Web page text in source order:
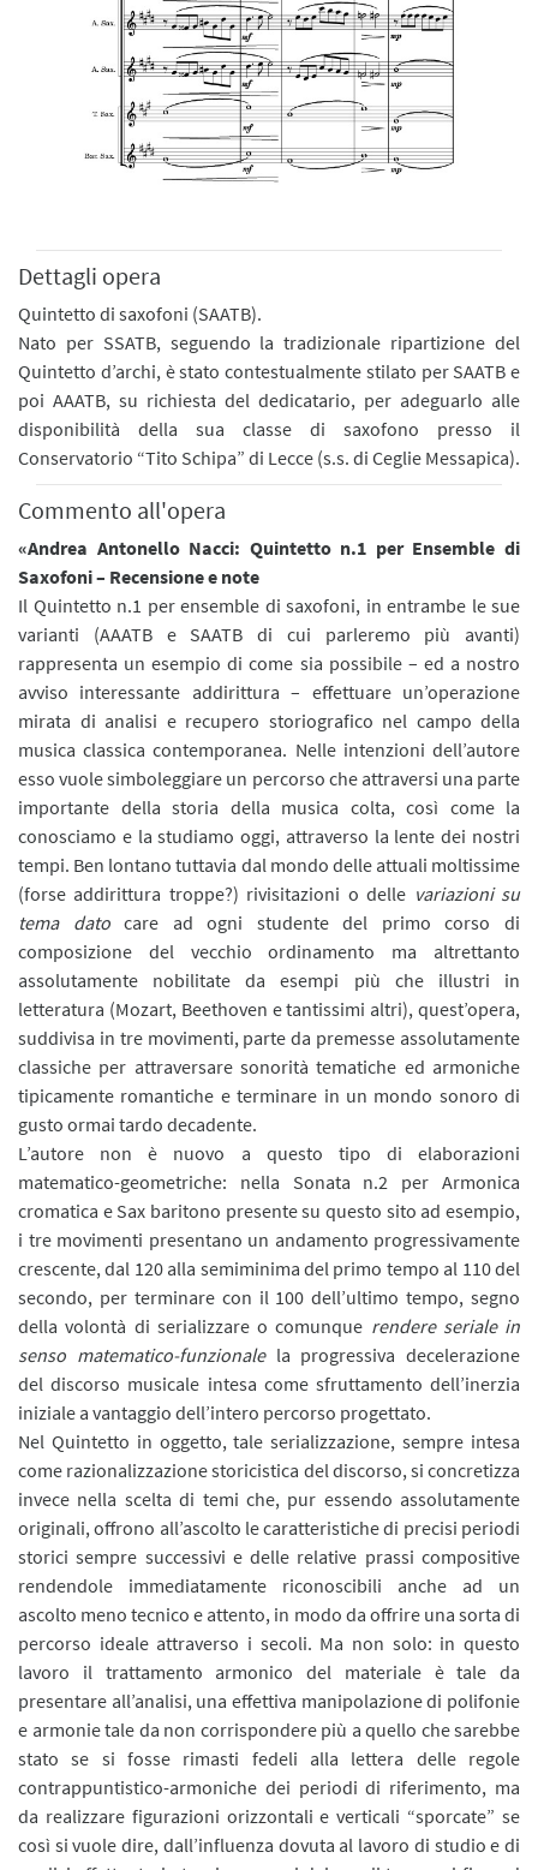
Dettagli opera
Quintetto di saxofoni (SAATB).
Nato per SSATB, seguendo la tradizionale ripartizione del
Quintetto d’archi, è stato contestualmente stilato per SAATB e
poi AAATB, su richiesta del dedicatario, per adeguarlo alle
disponibilità della sua classe di saxofono presso il
Conservatorio “Tito Schipa” di Lecce (s.s. di Ceglie Messapica).
Commento all'opera
«Andrea Antonello Nacci: Quintetto n.1 per Ensemble di
Saxofoni – Recensione e note
Il Quintetto n.1 per ensemble di saxofoni, in entrambe le sue
varianti (AAATB e SAATB di cui parleremo più avanti)
rappresenta un esempio di come sia possibile – ed a nostro
avviso interessante addirittura – effettuare un’operazione
mirata di analisi e recupero storiografico nel campo della
musica classica contemporanea. Nelle intenzioni dell’autore
esso vuole simboleggiare un percorso che attraversi una parte
importante della storia della musica colta, così come la
conosciamo e la studiamo oggi, attraverso la lente dei nostri
tempi. Ben lontano tuttavia dal mondo delle attuali moltissime
(forse addirittura troppe?) rivisitazioni o delle variazioni su
tema datocare ad ogni studente del primo corso di
composizione del vecchio ordinamento ma altrettanto
assolutamente nobilitate da esempi più che illustri in
letteratura (Mozart, Beethoven e tantissimi altri), quest’opera,
suddivisa in tre movimenti, parte da premesse assolutamente
classiche per attraversare sonorità tematiche ed armoniche
tipicamente romantiche e terminare in un mondo sonoro di
gusto ormai tardo decadente.
L’autore non è nuovo a questo tipo di elaborazioni
matematico-geometriche: nella Sonata n.2 per Armonica
cromatica e Sax baritono presente su questo sito ad esempio,
i tre movimenti presentano un andamento progressivamente
crescente, dal 120 alla semiminima del primo tempo al 110 del
secondo, per terminare con il 100 dell’ultimo tempo, segno
della volontà di serializzare o comunque rendere seriale in
senso matematico-funzionalela progressiva decelerazione
del discorso musicale intesa come sfruttamento dell’inerzia
iniziale a vantaggio dell’intero percorso progettato.
Nel Quintetto in oggetto, tale serializzazione, sempre intesa
come razionalizzazione storicistica del discorso, si concretizza
invece nella scelta di temi che, pur essendo assolutamente
originali, offrono all’ascolto le caratteristiche di precisi periodi
storici sempre successivi e delle relative prassi compositive
rendendole immediatamente riconoscibili anche ad un
ascolto meno tecnico e attento, in modo da offrire una sorta di
percorso ideale attraverso i secoli. Ma non solo: in questo
lavoro il trattamento armonico del materiale è tale da
presentare all’analisi, una effettiva manipolazione di polifonie
e armonie tale da non corrispondere più a quello che sarebbe
stato se si fosse rimasti fedeli alla lettera delle regole
contrappuntistico-armoniche dei periodi di riferimento, ma
da realizzare figurazioni orizzontali e verticali “sporcate” se
così si vuole dire, dall’influenza dovuta al lavoro di studio e di